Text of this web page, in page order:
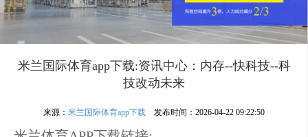
米兰国际体育app下载:资讯中心：内存--快科技--科
技改动未来
来源：米兰国际体育app下载 发布时间：2026-04-22 09:22:50